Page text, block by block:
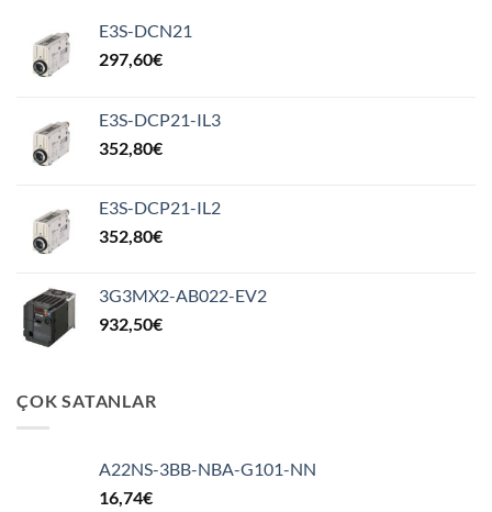
E3S-DCN21
297,60€
E3S-DCP21-IL3
352,80€
E3S-DCP21-IL2
352,80€
3G3MX2-AB022-EV2
932,50€
ÇOK SATANLAR
A22NS-3BB-NBA-G101-NN
16,74€